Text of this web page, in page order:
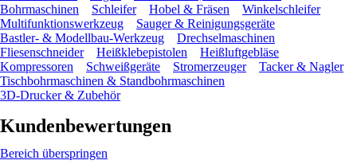
Bohrmaschinen
Schleifer Hobel & Fräsen
Winkelschleifer
Multifunktionswerkzeug
Sauger & Reinigungsgeräte
Bastler- & Modellbau-Werkzeug
Drechselmaschinen
Fliesenschneider
Heißklebepistolen
Heißluftgebläse
Kompressoren
Schweißgeräte Stromerzeuger
Tacker & Nagler
Tischbohrmaschinen & Standbohrmaschinen
3D-Drucker & Zubehör
Kundenbewertungen
Bereich überspringen